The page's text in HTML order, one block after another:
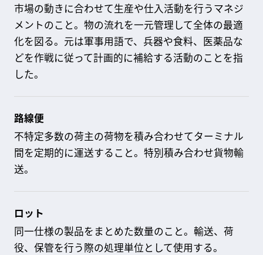
市場の動きに合わせて生産や仕入活動を行うマネジ
メントのこと。物の流れを一元管理して全体の最適
化を図る。元は軍事用語で、兵器や食料、医薬品な
どを作戦に従って計画的に補給する活動のことを指
した。
路線便
不特定多数の荷主の荷物を積み合わせてターミナル
間を定期的に運送すること。特別積み合わせ貨物輸
送。
ロット
同一仕様の製品をまとめた数量のこと。輸送、荷
役、保管を行う際の処理単位として使用する。